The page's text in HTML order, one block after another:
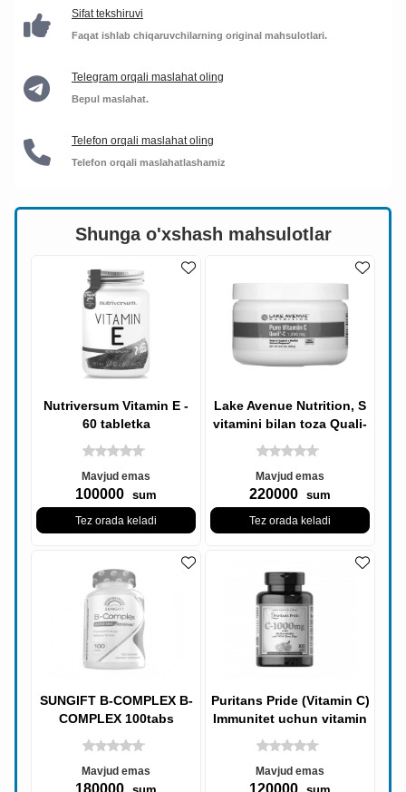
Sifat tekshiruvi
Faqat ishlab chiqaruvchilarning original mahsulotlari.
Telegram orqali maslahat oling
Bepul maslahat.
Telefon orqali maslahat oling
Telefon orqali maslahatlashamiz
Shunga o'xshash mahsulotlar
Nutriversum Vitamin E -
60 tabletka
Mavjud emas
100000 sum
Tez orada keladi
Lake Avenue Nutrition, S
vitamini bilan toza Quali-
C kukuni, 1000 mg, (250
g)
Mavjud emas
220000 sum
Tez orada keladi
SUNGIFT B-COMPLEX B-
COMPLEX 100tabs
Mavjud emas
180000
Puritans Pride (Vitamin C)
Immunitet uchun vitamin
C 1000mg 100 tabletka
Mavjud emas
120000